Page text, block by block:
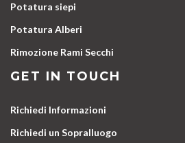
Potatura siepi
Potatura Alberi
Rimozione Rami Secchi
GET IN TOUCH
Richiedi Informazioni
Richiedi un Sopralluogo